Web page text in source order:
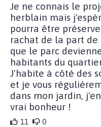
Je ne connais le
herblain mais
pourra être
rachat de la part
que le parc
habitants du
J'habite à côté des
et je vous
dans mon jardin,
vrai bonheur !
11 0